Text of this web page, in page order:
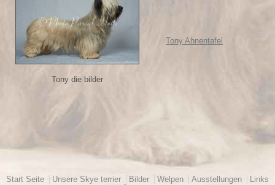
Tony die bilder
Tony Ahnentafel
Hauptmenü
Start Seite Unsere Skye terrier Bilder Welpen Ausstellungen
Links